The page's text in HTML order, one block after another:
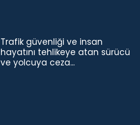
Trafik güvenliği ve insan
hayatını tehlikeye atan sürücü
ve yolcuya ceza...